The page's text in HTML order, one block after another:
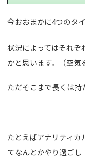
今おおまかに4つのタ
状況によってはそれぞ
かと思います。（空気
ただそこまで長くは持
たとえばアナリティカ
てなんとかやり過ごし